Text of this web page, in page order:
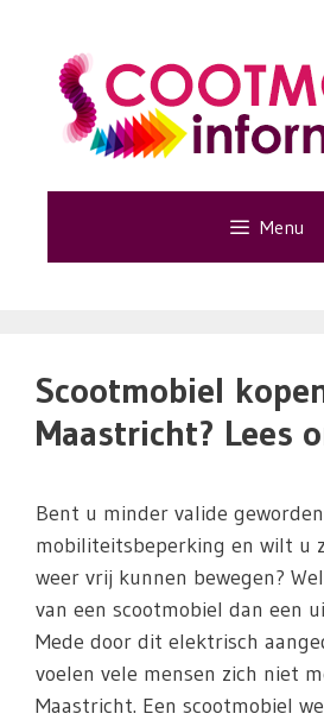
Menu
Scootmobiel
Maastricht? Lees
Bent u minder valide
mobiliteitsbeperking en wilt u
weer vrij kunnen bewegen?
van een scootmobiel dan een
Mede door dit elektrisch
voelen vele mensen zich niet
Maastricht. Een scootmobiel